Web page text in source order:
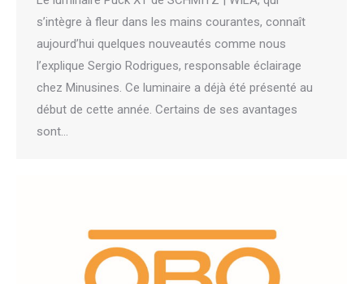
s’intègre à fleur dans les mains courantes, connaît
aujourd’hui quelques nouveautés comme nous
l’explique Sergio Rodrigues, responsable éclairage
chez Minusines. Ce luminaire a déjà été présenté au
début de cette année. Certains de ses avantages
sont…